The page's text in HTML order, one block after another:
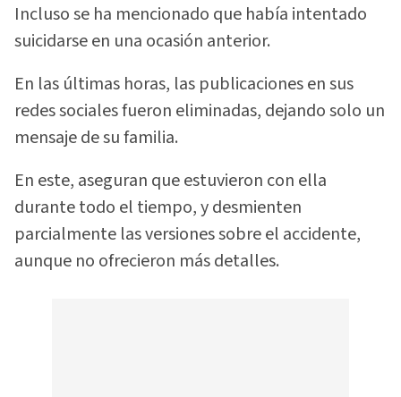
Incluso se ha mencionado que había intentado
suicidarse en una ocasión anterior.
En las últimas horas, las publicaciones en sus
redes sociales fueron eliminadas, dejando solo un
mensaje de su familia.
En este, aseguran que estuvieron con ella
durante todo el tiempo, y desmienten
parcialmente las versiones sobre el accidente,
aunque no ofrecieron más detalles.